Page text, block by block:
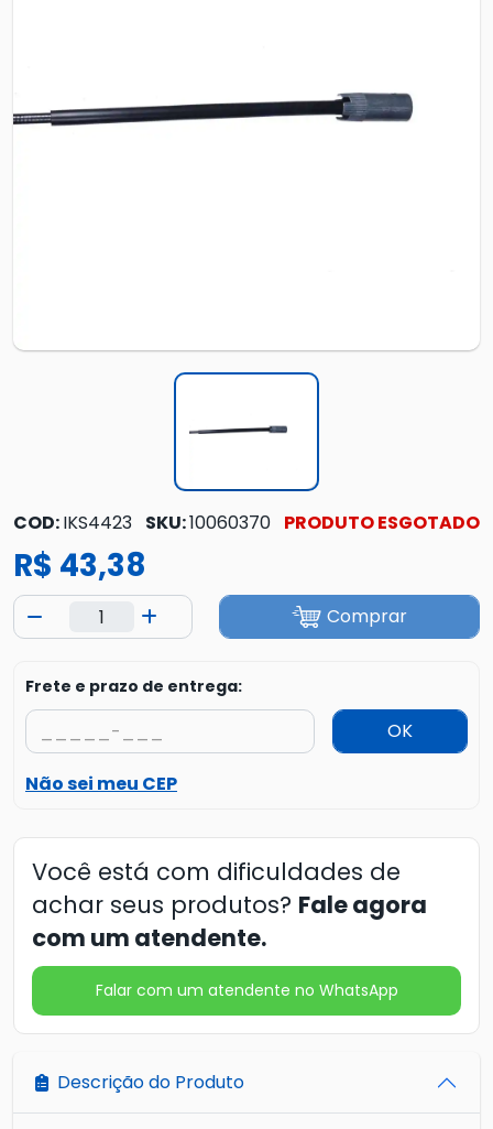
COD:IKS4423 SKU:10060370 PRODUTO ESGOTADO
R$ 43,38
Comprar
Frete e prazo de entrega:
OK
Não sei meu CEP
Você está com dificuldades de
achar seus produtos? Fale agora
com um atendente.
Falar com um atendente no WhatsApp
Descrição do Produto